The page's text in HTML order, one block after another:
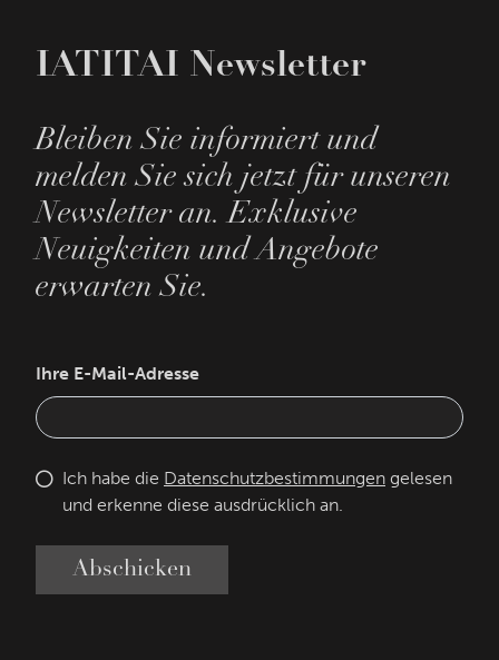
IATITAI Newsletter
Bleiben Sie informiert und
melden Sie sich jetzt für unseren
Newsletter an. Exklusive
Neuigkeiten und Angebote
erwarten Sie.
Ihre E-Mail-Adresse
Ich habe die Datenschutzbestimmungen gelesen
und erkenne diese ausdrücklich an.
Abschicken